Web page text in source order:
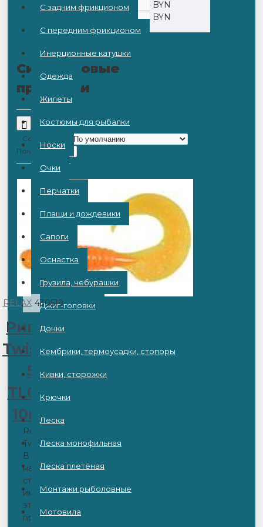
С задним фрикционом
С передним фрикционом
Инерционные катушки
Одежда
Жилеты
Костюмы для рыбалки
Носки
Очки
Перчатки
Плащи и дождевики
Сапоги
Оснастка
Грузила, чебурашки
Джиг-головки
Донки
Кембрики, термоусадки, стопоры
Кивки, сторожки
Крючки
Леска
Леска монофильная
Леска плетёная
Монтажи рыболовные
Мотовила
BYN
BYN
Силиконовые
приманки
Сортировка:
Показать:
RELAX 430519
Рипер
Twister
5
TL097
10шт
Relax
Twister
В
нашей
стране
имя
этой
приманки